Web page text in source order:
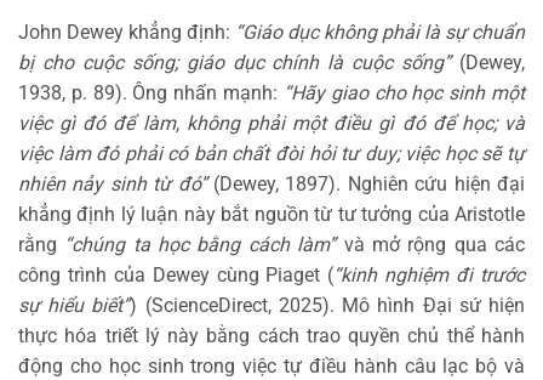
John Dewey khẳng định: “Giáo dục không phải là sự chuẩn
bị cho cuộc sống; giáo dục chính là cuộc sống”(Dewey,
1938, p. 89). Ông nhấn mạnh: “Hãy giao cho học sinh một
việc gì đó để làm, không phải một điều gì đó để học; và
việc làm đó phải có bản chất đòi hỏi tư duy; việc học sẽ tự
nhiên nảy sinh từ đó”(Dewey, 1897). Nghiên cứu hiện đại
khẳng định lý luận này bắt nguồn từ tư tưởng của Aristotle
rằng “chúng ta học bằng cách làm”và mở rộng qua các
công trình của Dewey cùng Piaget (“kinh nghiệm đi trước
sự hiểu biết”) (ScienceDirect, 2025). Mô hình Đại sứ hiện
thực hóa triết lý này bằng cách trao quyền chủ thể hành
động cho học sinh trong việc tự điều hành câu lạc bộ và